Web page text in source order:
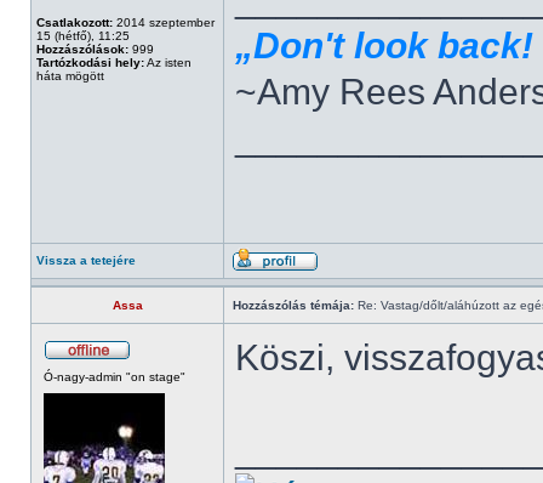
Csatlakozott: 2014 szeptember
15 (hétfő), 11:25
Hozzászólások: 999
Tartózkodási hely:Az isten
háta mögött
„Don't look
~Amy Rees
Vissza a tetejére
Assa Hozzászólás témája: Re: Vastag/dőlt/aláhúzott az
Ó-nagy-admin "on stage" Köszi,